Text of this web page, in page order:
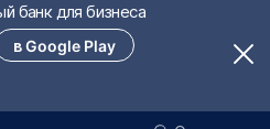
банк для бизнеса
в Google Play